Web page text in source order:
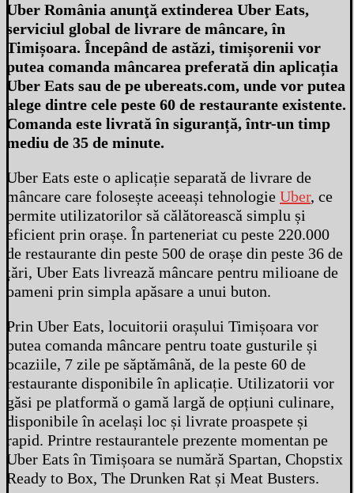
Uber România anunţă extinderea Uber Eats,
serviciul global de livrare de mâncare, în
Timișoara. Începând de astăzi, timișorenii vor
putea comanda mâncarea preferată din aplicația
Uber Eats sau de pe ubereats.com, unde vor putea
alege dintre cele peste 60 de restaurante existente.
Comanda este livrată în siguranță, într-un timp
mediu de 35 de minute.
Uber Eats este o aplicație separată de livrare de
mâncare care folosește aceeași tehnologie Uber, ce
permite utilizatorilor să călătorească simplu și
eficient prin orașe. În parteneriat cu peste 220.000
de restaurante din peste 500 de orașe din peste 36 de
țări, Uber Eats livrează mâncare pentru milioane de
oameni prin simpla apăsare a unui buton.
Prin Uber Eats, locuitorii orașului Timișoara vor
putea comanda mâncare pentru toate gusturile și
ocaziile, 7 zile pe săptămână, de la peste 60 de
restaurante disponibile în aplicație. Utilizatorii vor
găsi pe platformă o gamă largă de opțiuni culinare,
disponibile în același loc și livrate proaspete și
rapid. Printre restaurantele prezente momentan pe
Uber Eats în Timișoara se numără Spartan, Chopstix
Ready to Box, The Drunken Rat și Meat Busters.